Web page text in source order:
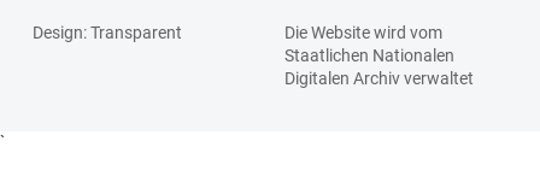
Design: Transparent
Die Website wird vom
Staatlichen Nationalen
Digitalen Archivverwaltet
`